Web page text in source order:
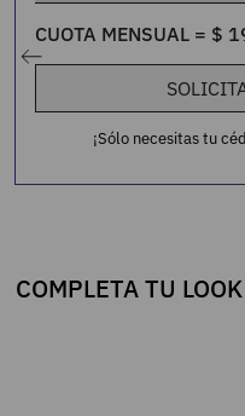
CUOTA MENSUAL = $
¡Sólo necesitas tu
COMPLETA TU LOOK